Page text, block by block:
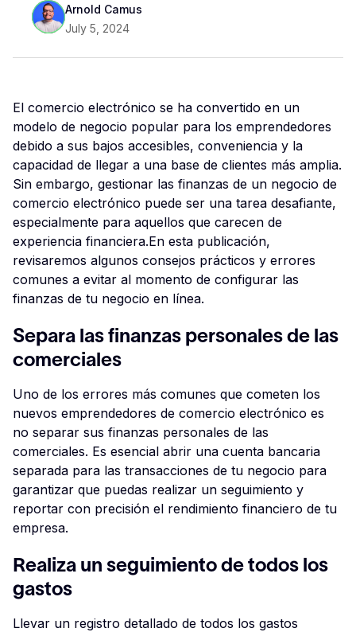
Arnold Camus
July 5, 2024
El comercio electrónico se ha convertido en un
modelo de negocio popular para los emprendedores
debido a sus bajos accesibles, conveniencia y la
capacidad de llegar a una base de clientes más amplia.
Sin embargo, gestionar las finanzas de un negocio de
comercio electrónico puede ser una tarea desafiante,
especialmente para aquellos que carecen de
experiencia financiera.En esta publicación,
revisaremos algunos consejos prácticos y errores
comunes a evitar al momento de configurar las
finanzas de tu negocio en línea.
Separa las finanzas personales de las
comerciales
Uno de los errores más comunes que cometen los
nuevos emprendedores de comercio electrónico es
no separar sus finanzas personales de las
comerciales. Es esencial abrir una cuenta bancaria
separada para las transacciones de tu negocio para
garantizar que puedas realizar un seguimiento y
reportar con precisión el rendimiento financiero de tu
empresa.
Realiza un seguimiento de todos los
gastos
Llevar un registro detallado de todos los gastos